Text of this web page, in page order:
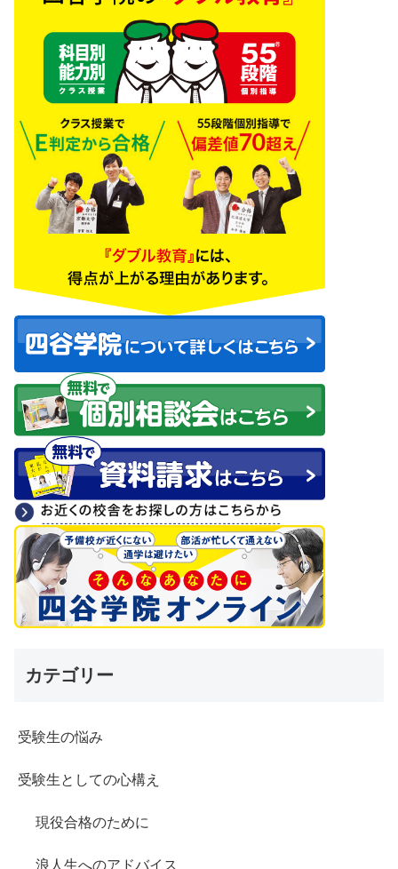
カテゴリー
受験生の悩み
受験生としての心構え
現役合格のために
浪人生へのアドバイス